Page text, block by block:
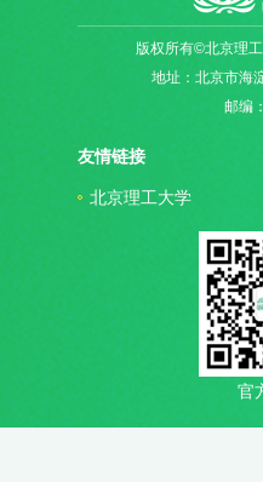
版权所有©北京理
地址：北京市海
邮编
友情链接
北京理工大学
官